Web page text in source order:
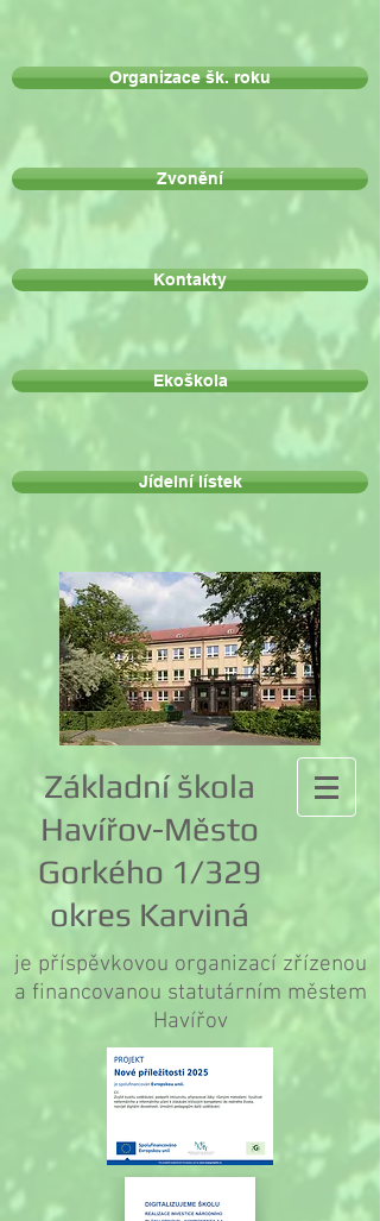
Organizace šk. roku
Zvonění
Kontakty
Ekoškola
Jídelní lístek
Základní škola
Havířov-Město
Gorkého 1/329
okres Karviná
je příspěvkovou organizací zřízenou
a financovanou statutárním městem
Havířov